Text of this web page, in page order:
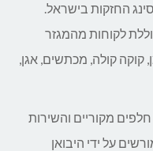
החזקות בישראל.
לקוחות מהמגזר
קוקה קולה, מכתשים, אגן,
מקוריים והשירות
על ידי היבואן